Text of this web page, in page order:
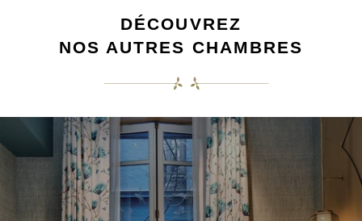
DÉCOUVREZ
NOS AUTRES CHAMBRES